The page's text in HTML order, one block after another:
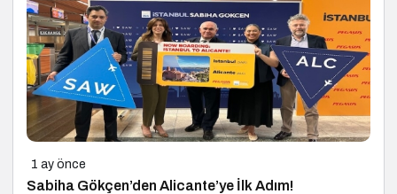
1 ay önce
Sabiha Gökçen’den Alicante’ye İlk Adım!